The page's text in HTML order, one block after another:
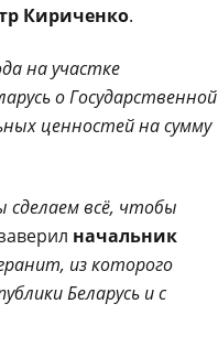
Кириченко.
на участке
о Государственной
ценностей на сумму
сделаем всё, чтобы
начальник
из которого
Беларусь и с